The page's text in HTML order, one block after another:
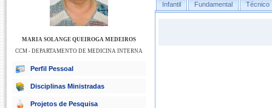
MARIA SOLANGE QUEIROGA MEDEIROS
CCM - DEPARTAMENTO DE MEDICINA INTERNA
Perfil Pessoal
Disciplinas Ministradas
Projetos de Pesquisa
Infantil Fundamental Técnico